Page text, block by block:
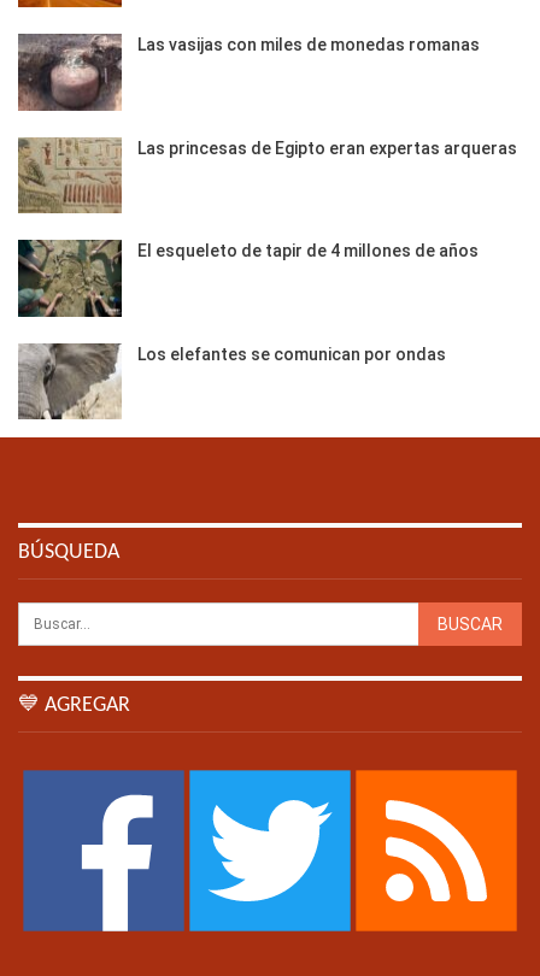
Las vasijas con miles de monedas romanas
Las princesas de Egipto eran expertas arqueras
El esqueleto de tapir de 4 millones de años
Los elefantes se comunican por ondas
BÚSQUEDA
💙 AGREGAR